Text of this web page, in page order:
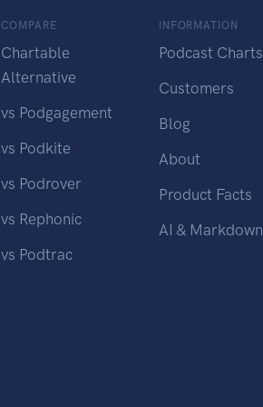
COMPARE
Chartable
Alternative
vs Podgagement
vs Podkite
vs Podrover
vs Rephonic
vs Podtrac
INFORMATION
Podcast Charts
Customers
Blog
About
Product Facts
AI & Markdown